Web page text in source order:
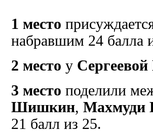
1 место
набравшим 24 балла
2 место у
3 место поделили
Шишкин,
21 балл из 25.